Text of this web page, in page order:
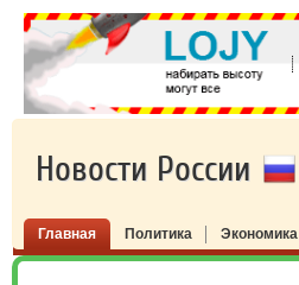
Новости России
Главная Политика Экономика